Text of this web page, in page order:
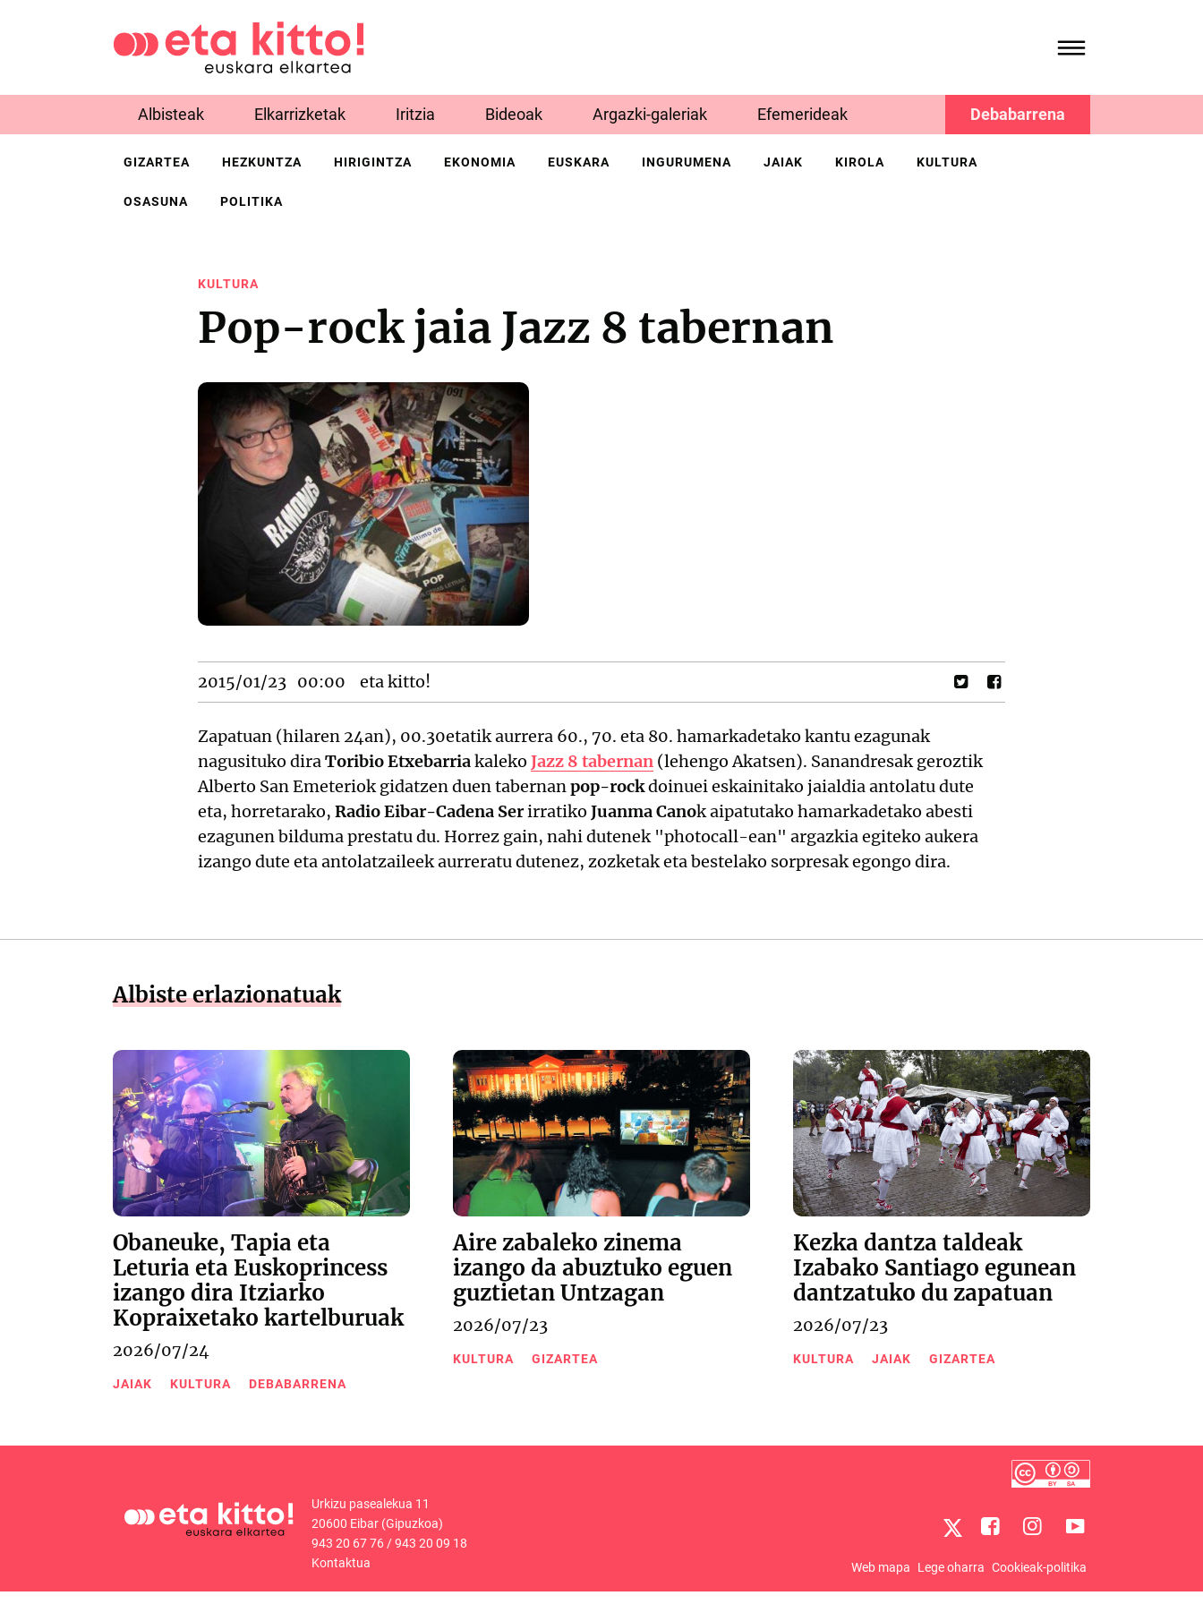
Albisteak Elkarrizketak Iritzia Bideoak Argazki-galeriak Efemerideak Debabarrena
GIZARTEA HEZKUNTZA HIRIGINTZA EKONOMIA EUSKARA INGURUMENA JAIAK KIROLA KULTURA
OSASUNA POLITIKA
KULTURA
Pop-rock jaia Jazz 8 tabernan
2015/01/23 00:00 eta kitto!
Zapatuan (hilaren 24an), 00.30etatik aurrera 60., 70. eta 80. hamarkadetako kantu ezagunak
nagusituko diraToribio Etxebarriakaleko Jazz 8 tabernan (lehengo Akatsen). Sanandresak geroztik
Alberto San Emeteriok gidatzen duen tabernanpop-rockdoinuei eskainitako jaialdia antolatu dute
eta, horretarako, Radio Eibar-Cadena Serirratiko Juanma Canok aipatutako hamarkadetako abesti
ezagunen bilduma prestatu du. Horrez gain, nahi dutenek "photocall-ean" argazkia egiteko aukera
izango dute eta antolatzaileek aurreratu dutenez, zozketak eta bestelako sorpresak egongo dira.
Albiste erlazionatuak
Obaneuke, Tapia eta
Leturia eta Euskoprincess
izango dira Itziarko
Kopraixetako kartelburuak
2026/07/24
JAIAK KULTURA DEBABARRENA
Aire zabaleko zinema
izango da abuztuko eguen
guztietan Untzagan
2026/07/23
KULTURA GIZARTEA
Kezka dantza taldeak
Izabako Santiago egunean
dantzatuko du zapatuan
2026/07/23
KULTURA JAIAK GIZARTEA
Urkizu pasealekua 11
20600 Eibar (Gipuzkoa)
943 20 67 76/943 20 09 18
Kontaktua
Web mapa Lege oharra Cookieak-politika